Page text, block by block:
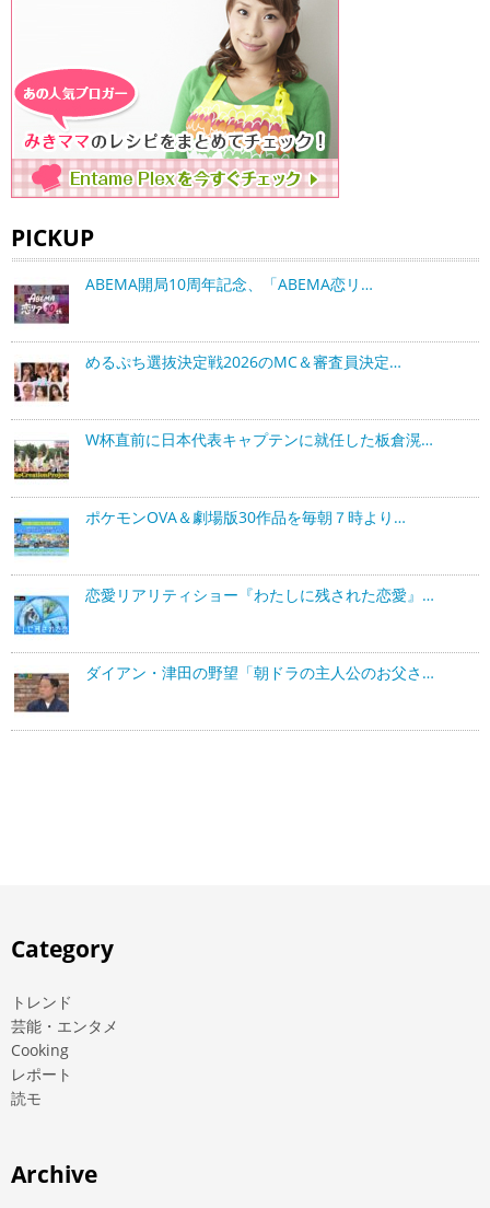
PICKUP
ABEMA開局10周年記念、「ABEMA恋リ…
めるぷち選抜決定戦2026のMC＆審査員決定…
W杯直前に日本代表キャプテンに就任した板倉滉…
ポケモンOVA＆劇場版30作品を毎朝７時より…
恋愛リアリティショー『わたしに残された恋愛』…
ダイアン・津田の野望「朝ドラの主人公のお父さ…
Category
トレンド
芸能・エンタメ
Cooking
レポート
読モ
Archive